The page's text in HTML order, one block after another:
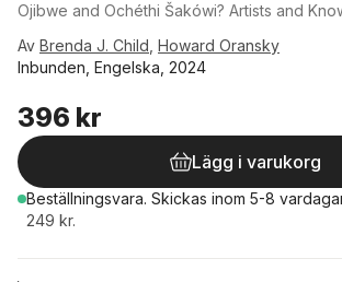
Ojibwe and Ochéthi Šakówi? Artists and
Av Brenda J. Child Howard Oransky
Inbunden, Engelska, 2024
396 kr
Lägg i varukorg
Beställningsvara. Skickas inom 5-8
249 kr.